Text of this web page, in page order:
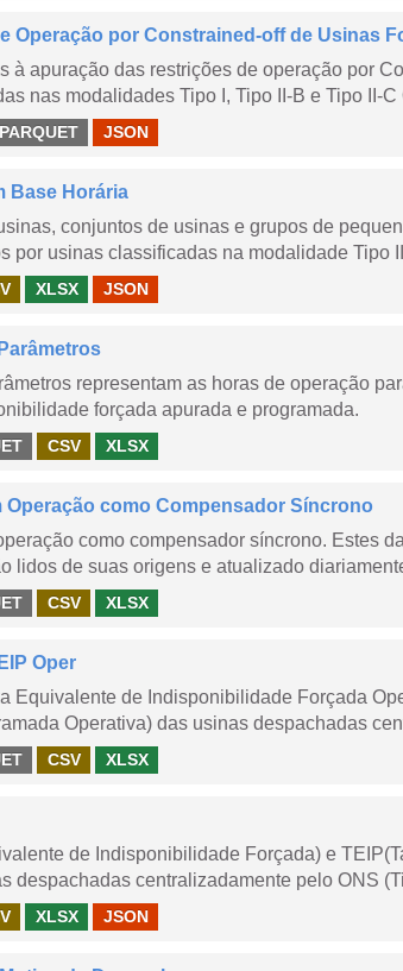
Operação por Constrained-off de Usinas
à apuração das restrições de operação por
nas modalidades Tipo I, Tipo II-B e Tipo II-C
PARQUET JSON
Base Horária
conjuntos de usinas e grupos de
por usinas classificadas na modalidade Tipo
XLSX JSON
representam as horas de operação
forçada apurada e programada.
CSV XLSX
Operação como Compensador Síncrono
como compensador síncrono. Estes
lidos de suas origens e atualizado
CSV XLSX
Oper
Equivalente de Indisponibilidade Forçada
Operativa) das usinas despachadas
CSV XLSX
de Indisponibilidade Forçada) e
despachadas centralizadamente pelo ONS
XLSX JSON